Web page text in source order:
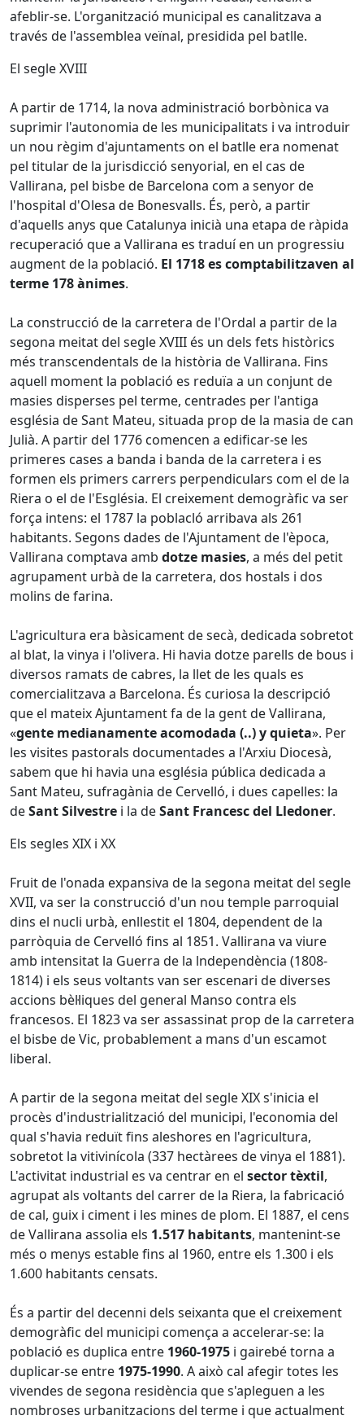
afeblir-se. L'organització municipal es canalitzava a
través de l'assemblea veïnal, presidida pel batlle.
El segle XVIII
A partir de 1714, la nova administració borbònica va
suprimir l'autonomia de les municipalitats i va introduir
un nou règim d'ajuntaments on el batlle era nomenat
pel titular de la jurisdicció senyorial, en el cas de
Vallirana, pel bisbe de Barcelona com a senyor de
l'hospital d'Olesa de Bonesvalls. És, però, a partir
d'aquells anys que Catalunya inicià una etapa de ràpida
recuperació que a Vallirana es traduí en un progressiu
augment de la població. El 1718 es comptabilitzaven al
terme 178 ànimes.
La construcció de la carretera de l'Ordal a partir de la
segona meitat del segle XVIII és un dels fets històrics
més transcendentals de la història de Vallirana. Fins
aquell moment la població es reduïa a un conjunt de
masies disperses pel terme, centrades per l'antiga
església de Sant Mateu, situada prop de la masia de can
Julià. A partir del 1776 comencen a edificar-se les
primeres cases a banda i banda de la carretera i es
formen els primers carrers perpendiculars com el de la
Riera o el de l'Església. El creixement demogràfic va ser
força intens: el 1787 la poblacló arribava als 261
habitants. Segons dades de l'Ajuntament de l'època,
Vallirana comptava amb dotze masies, a més del petit
agrupament urbà de la carretera, dos hostals i dos
molins de farina.
L'agricultura era bàsicament de secà, dedicada sobretot
al blat, la vinya i l'olivera. Hi havia dotze parells de bous i
diversos ramats de cabres, la llet de les quals es
comercialitzava a Barcelona. És curiosa la descripció
que el mateix Ajuntament fa de la gent de Vallirana,
«gente medianamente acomodada (..) y quieta». Per
les visites pastorals documentades a l'Arxiu Diocesà,
sabem que hi havia una església pública dedicada a
Sant Mateu, sufragània de Cervelló, i dues capelles: la
deSant Silvestre i la deSant Francesc del Lledoner.
Els segles XIX i XX
Fruit de l'onada expansiva de la segona meitat del segle
XVII, va ser la construcció d'un nou temple parroquial
dins el nucli urbà, enllestit el 1804, dependent de la
parròquia de Cervelló fins al 1851. Vallirana va viure
amb intensitat la Guerra de la lndependència (1808-
1814) i els seus voltants van ser escenari de diverses
accions bèl·liques del general Manso contra els
francesos. El 1823 va ser assassinat prop de la carretera
el bisbe de Vic, probablement a mans d'un escamot
liberal.
A partir de la segona meitat del segle XIX s'inicia el
procès d'industrialització del municipi, l'economia del
qual s'havia reduït fins aleshores en l'agricultura,
sobretot la vitivinícola (337 hectàrees de vinya el 1881).
L'activitat industrial es va centrar en el sector tèxtil,
agrupat als voltants del carrer de la Riera, la fabricació
de cal, guix i ciment i les mines de plom. El 1887, el cens
de Vallirana assolia els 1.517 habitants, mantenint-se
més o menys estable fins al 1960, entre els 1.300 i els
1.600 habitants censats.
És a partir del decenni dels seixanta que el creixement
demogràfic del municipi comença a accelerar-se: la
població es duplica entre 1960-1975 i gairebé torna a
duplicar-se entre 1975-1990. A això cal afegir totes les
vivendes de segona residència que s'apleguen a les
nombroses urbanitzacions del terme i que actualment